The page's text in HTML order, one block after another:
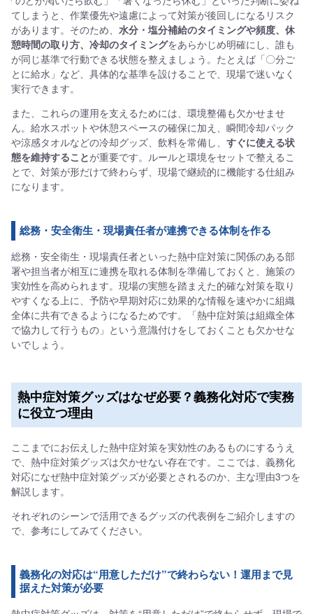
てしまうと、作業優先や遠慮によって対策が後回しになるリスク
があります。そのため、 水分・塩分補給のタイミングや頻度、休
憩時間の取り方、冷却のタイミングをあらかじめ明確にし、誰も
が同じ基準で行動できる状態を整えましょう。たとえば「〇分ご
とに給水」など、具体的な基準を設けることで、現場で迷いなく
実行できます。
また、これらの運用を支えるためには、環境整備も欠かせませ
ん。給水スポットや休憩スペースの確保に加え、瞬間冷却パック
や涼感タオルなどの冷却グッズ、飲料を常備し、 すぐに使える状
態を維持することが重要です。ルールと環境をセットで整えるこ
とで、対策が形だけで終わらず、現場で継続的に機能する仕組み
になります。
総務・安全衛生・現場責任者が連携できる体制を作る
総務・安全衛生・現場責任者といった熱中症対策に関係のある部
署や担当者が相互に連携を取れる体制を準備しておくと、施策の
実効性を高められます。現場の実態を踏まえた的確な対策を取り
やすくなる上に、予防や早期対応に効果的な情報を速やかに組織
全体に共有できるようになるためです。「熱中症対策は組織全体
で協力して行うもの」という意識付けをしておくことも欠かせな
いでしょう。
熱中症対策グッズはなぜ必要？義務化対応で実務
に役立つ理由
ここまでにお伝えした熱中症対策を実効性のあるものにするうえ
で、熱中症対策グッズは欠かせない存在です。ここでは、義務化
対応になぜ熱中症対策グッズが必要とされるのか、主な理由3つを
解説します。
それぞれのシーンで活用できるグッズの代表例をご紹介しますの
で、参考にしてみてください。
義務化の対応は“用意しただけ”で終わらない！運用まで見
据えた対策が必要